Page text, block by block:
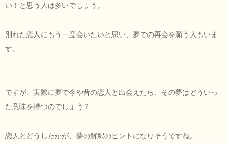
い！と思う人は多いでしょう。
別れた恋人にもう一度会いたいと思い、夢での再会を願う人もいま
す。
ですが、実際に夢で今や昔の恋人と出会えたら、その夢はどういっ
た意味を持つのでしょう？
恋人とどうしたかが、夢の解釈のヒントになりそうですね。